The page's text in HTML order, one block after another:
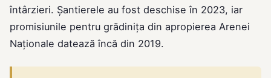
întârzieri. Șantierele au fost deschise în 2023, iar
promisiunile pentru grădinița din apropierea Arenei
Naționale datează încă din 2019.